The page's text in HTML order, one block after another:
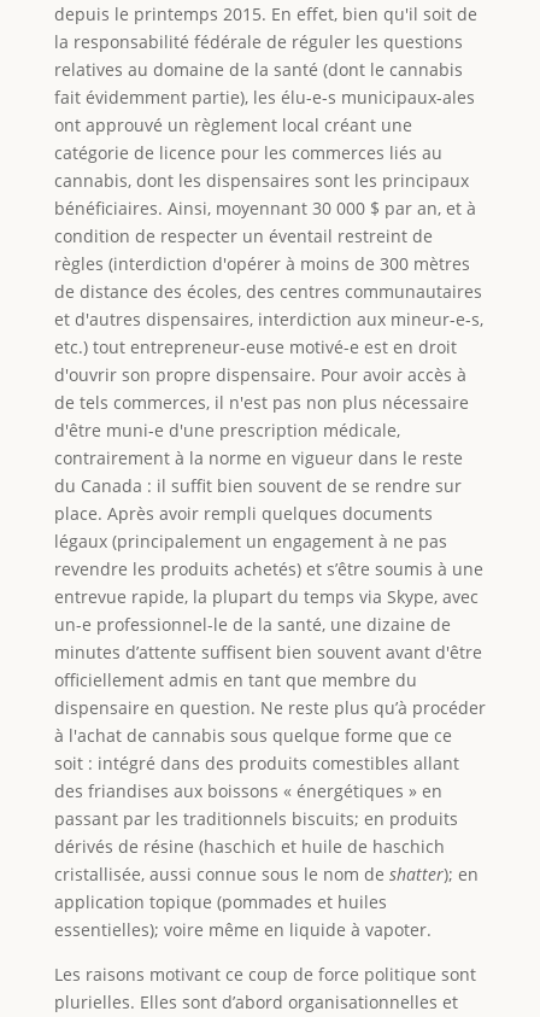
depuis le printemps 2015. En effet, bien qu'il soit de
la responsabilité fédérale de réguler les questions
relatives au domaine de la santé (dont le cannabis
fait évidemment partie), les élu-e-s municipaux-ales
ont approuvé un règlement local créant une
catégorie de licence pour les commerces liés au
cannabis, dont les dispensaires sont les principaux
bénéficiaires. Ainsi, moyennant 30 000 $ par an, et à
condition de respecter un éventail restreint de
règles (interdiction d'opérer à moins de 300 mètres
de distance des écoles, des centres communautaires
et d'autres dispensaires, interdiction aux mineur-e-s,
etc.) tout entrepreneur-euse motivé-e est en droit
d'ouvrir son propre dispensaire. Pour avoir accès à
de tels commerces, il n'est pas non plus nécessaire
d'être muni-e d'une prescription médicale,
contrairement à la norme en vigueur dans le reste
du Canada : il suffit bien souvent de se rendre sur
place. Après avoir rempli quelques documents
légaux (principalement un engagement à ne pas
revendre les produits achetés) et s’être soumis à une
entrevue rapide, la plupart du temps via Skype, avec
un-e professionnel-le de la santé, une dizaine de
minutes d’attente suffisent bien souvent avant d'être
officiellement admis en tant que membre du
dispensaire en question. Ne reste plus qu’à procéder
à l'achat de cannabis sous quelque forme que ce
soit : intégré dans des produits comestibles allant
des friandises aux boissons « énergétiques » en
passant par les traditionnels biscuits; en produits
dérivés de résine (haschich et huile de haschich
cristallisée, aussi connue sous le nom de shatter); en
application topique (pommades et huiles
essentielles); voire même en liquide à vapoter.
Les raisons motivant ce coup de force politique sont
plurielles. Elles sont d’abord organisationnelles et